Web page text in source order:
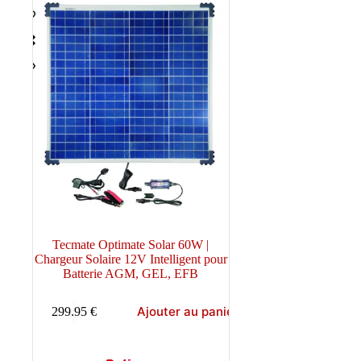
Tecmate Optimate Solar 60W |
Chargeur Solaire 12V Intelligent pour
Batterie AGM, GEL, EFB
299.95 € Ajouter au panier